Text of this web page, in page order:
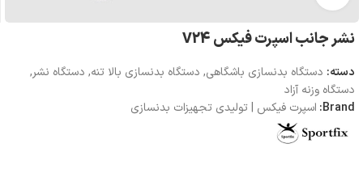
نشر جانب اسپرت فیکس V24
دسته: دستگاه بدنسازی باشگاهی, دستگاه بدنسازی بالا تنه, دستگاه نشر,
دستگاه وزنه آزاد
Brand: اسپرت فیکس | تولیدی تجهیزات بدنسازی